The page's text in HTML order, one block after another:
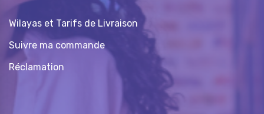
Wilayas et Tarifs de Livraison
Suivre ma commande
Réclamation